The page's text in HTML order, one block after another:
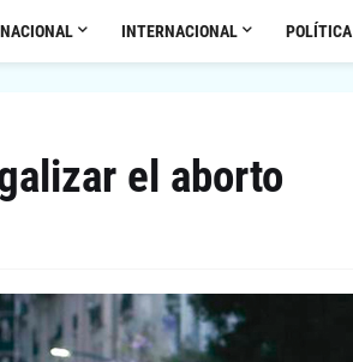
NACIONAL INTERNACIONAL POLÍTICA
el aborto